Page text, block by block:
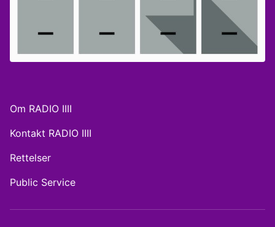
Om RADIO IIII
Kontakt RADIO IIII
Rettelser
Public Service